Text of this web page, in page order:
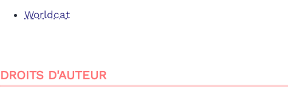
Worldcat
DROITS D'AUTEUR